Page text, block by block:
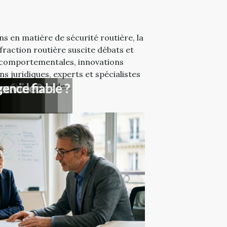
en matière de sécurité routière, la
routière suscite débats et
innovations
juridiques, experts et spécialistes
possible de...
?
?
services
vidéofiable ?